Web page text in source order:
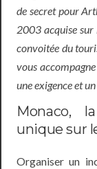
de secret pour
2003 acquise sur
convoitée du
vous
une exigence et
Monaco,
unique sur
Organiser un